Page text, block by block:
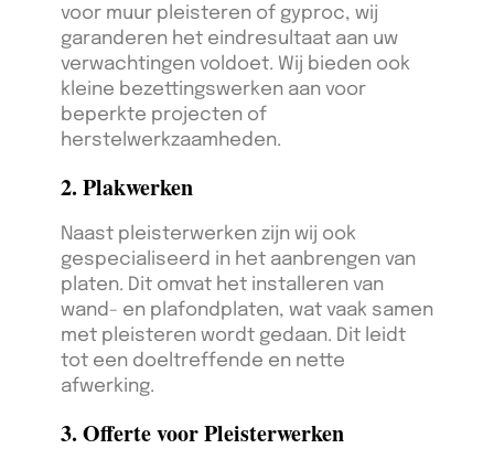
voor muur pleisteren of gyproc, wij
garanderen het eindresultaat aan uw
verwachtingen voldoet. Wij bieden ook
kleine bezettingswerken aan voor
beperkte projecten of
herstelwerkzaamheden.
2. Plakwerken
Naast pleisterwerken zijn wij ook
gespecialiseerd in het aanbrengen van
platen. Dit omvat het installeren van
wand- en plafondplaten, wat vaak samen
met pleisteren wordt gedaan. Dit leidt
tot een doeltreffende en nette
afwerking.
3. Offerte voor Pleisterwerken